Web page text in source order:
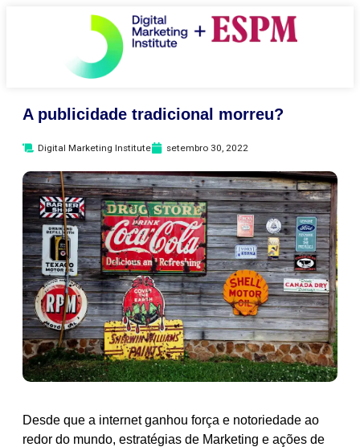
A publicidade tradicional morreu?
Digital Marketing Institute setembro 30, 2022
Desde que a internet ganhou força e notoriedade ao
redor do mundo, estratégias de Marketing e ações de